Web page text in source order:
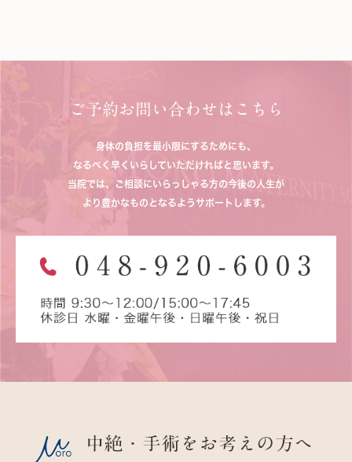
ご予約お問い合わせはこちら
身体の負担を最小限にするためにも、
なるべく早くいらしていただければと思います。
当院では、ご相談にいらっしゃる方の今後の人生が
より豊かなものとなるようサポートします。